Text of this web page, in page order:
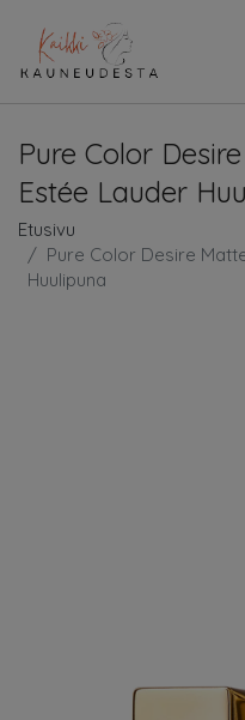
Pure Color
Estée Lauder
Etusivu
Pure Color Desire
Huulipuna